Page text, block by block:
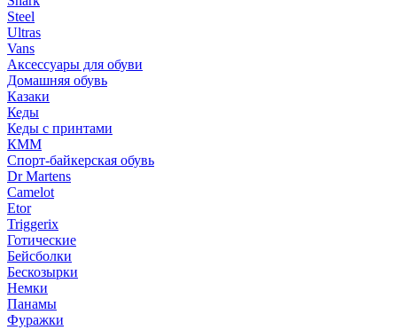
Steel
Ultras
Vans
Аксессуары для обуви
Домашняя обувь
Казаки
Кеды
Кеды с принтами
КММ
Спорт-байкерская обувь
Dr Martens
Camelot
Etor
Triggerix
Готические
Бейсболки
Бескозырки
Немки
Панамы
Фуражки